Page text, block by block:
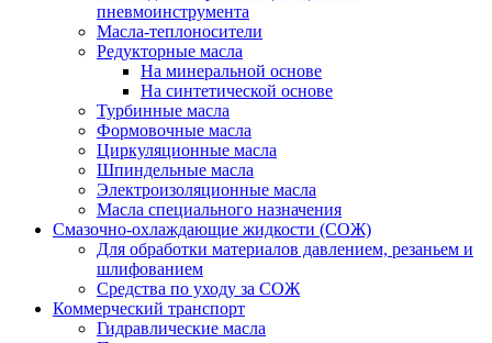
пневмоинструмента
Масла-теплоносители
Редукторные масла
На минеральной основе
На синтетической основе
Турбинные масла
Формовочные масла
Циркуляционные масла
Шпиндельные масла
Электроизоляционные масла
Масла специального назначения
Смазочно-охлаждающие жидкости (СОЖ)
Для обработки материалов давлением, резаньем и
шлифованием
Средства по уходу за СОЖ
Коммерческий транспорт
Гидравлические масла